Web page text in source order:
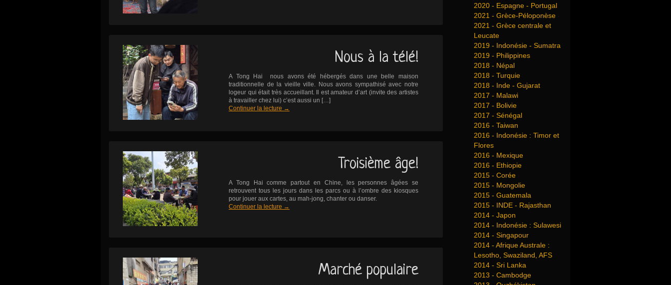
Nous à la télé!
A Tong Hai nous avons été hébergés dans une belle maison
traditionnelle de la vieille ville. Nous avons sympathisé avec notre
logeur qui était très accueillant. Il est amateur d’art (invite des artistes
à travailler chez lui) c’est aussi un […]
Continuer la lecture →
Troisième âge!
A Tong Hai comme partout en Chine, les personnes âgées se
retrouvent tous les jours dans les parcs ou à l’ombre des kiosques
pour jouer aux cartes, au mah-jong, chanter ou danser.
Continuer la lecture →
Marché populaire
2020 - Espagne - Portugal
2021 - Grèce-Péloponèse
2021 - Grèce centrale et
Leucate
2019 - Indonésie - Sumatra
2019 - Philippines
2018 - Népal
2018 - Turquie
2018 - Inde - Gujarat
2017 - Malawi
2017 - Bolivie
2017 - Sénégal
2016 - Taiwan
2016 - Indonésie : Timor et
Flores
2016 - Mexique
2016 - Ethiopie
2015 - Corée
2015 - Mongolie
2015 - Guatemala
2015 - INDE - Rajasthan
2014 - Japon
2014 - Indonésie : Sulawesi
2014 - Singapour
2014 - Afrique Australe :
Lesotho, Swaziland, AFS
2014 - Sri Lanka
2013 - Cambodge